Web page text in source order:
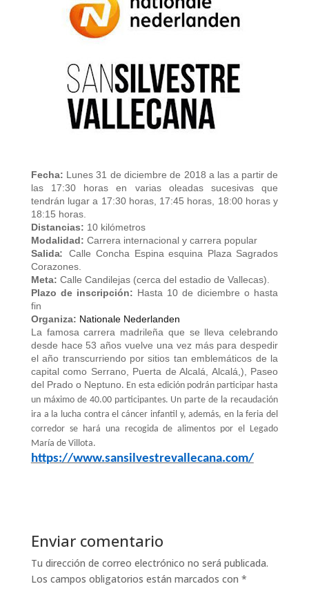
Fecha: Lunes 31 de diciembre de 2018 a las a partir de
las 17:30 horas en varias oleadas sucesivas que
tendrán lugar a 17:30 horas, 17:45 horas, 18:00 horas y
18:15 horas.
Distancias: 10 kilómetros
Modalidad: Carrera internacional y carrera popular
Salida:Calle Concha Espina esquina Plaza Sagrados
Corazones.
Meta: Calle Candilejas (cerca del estadio de Vallecas).
Plazo de inscripción: Hasta 10 de diciembre o hasta
fin
Organiza: Nationale Nederlanden
La famosa carrera madrileña que se lleva celebrando
desde hace 53 años vuelve una vez más para despedir
el año transcurriendo por sitios tan emblemáticos de la
capital como Serrano, Puerta de Alcalá, Alcalá,), Paseo
del Prado o Neptuno. En esta edición podrán participar hasta
un máximo de 40.00 participantes. Un parte de la recaudación
ira a la lucha contra el cáncer infantil y, además, en la feria del
corredor se hará una recogida de alimentos por el Legado
María de Villota.
https://www.sansilvestrevallecana.com/
Enviar comentario
Tu dirección de correo electrónico no será publicada.
Los campos obligatorios están marcados con *